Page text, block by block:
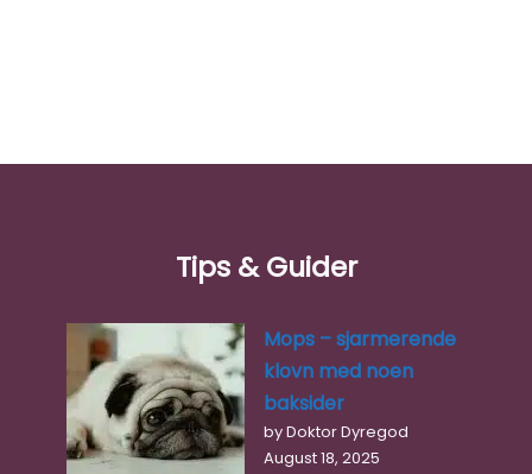
Tips & Guider
Mops – sjarmerende
klovn med noen
baksider
by Doktor Dyregod
August 18, 2025